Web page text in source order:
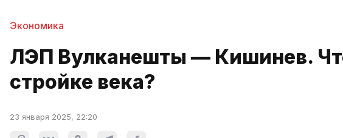
Экономика
ЛЭП Вулканешты — Кишинев.
стройке века?
23 января 2025, 22:20